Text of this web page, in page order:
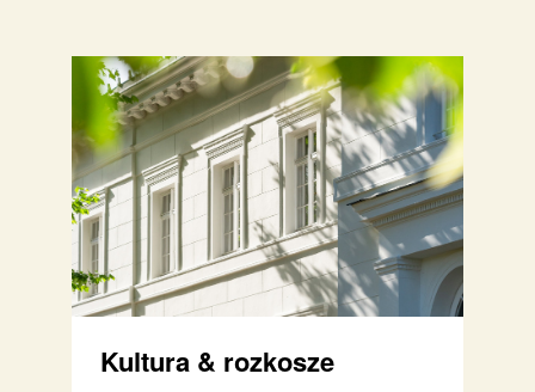
Kultura & rozkosze